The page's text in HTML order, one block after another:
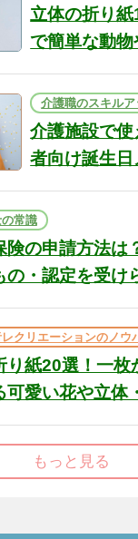
立体の折り
で簡単な動物
介護職のスキルア
介護施設で
者向け誕生日
ト
常識
険の申請方法は
の・認定を受け
クリエーションのノウ
り紙20選！一枚
可愛い花や立体
もっと見る